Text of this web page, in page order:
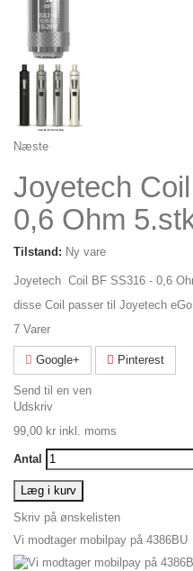
Næste
Joyetech
0,6 Ohm
Tilstand: Ny vare
Joyetech Coil BF SS316 - 0,6
disse Coil passer til Joyetech
7 Varer
Google+ Pinterest
Send til en ven
Udskriv
99,00 kr inkl. moms
Antal
Læg i kurv
Skriv på ønskelisten
Vi modtager mobilpay på 4386BU